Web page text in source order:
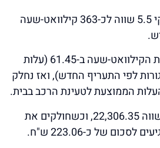
כלומר, 2,000 חלקי 5.5 שווה לכ-363 קילוואט-שעה
אם נכפיל את כמות הקילוואט-שעה ב-61.45 (עלות
לפי התעריף החדש), ואז נחלק
363 כפול 61.45 שווה 22,306.35, וכשחולקים את